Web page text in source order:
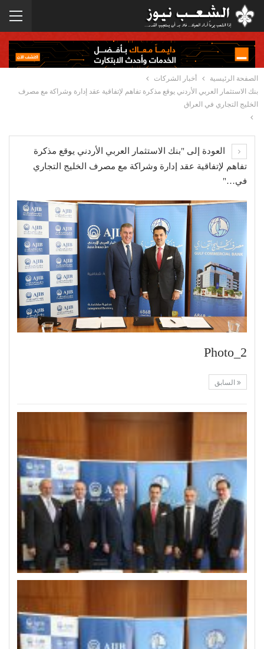
الصفحة الرئيسية
أخبار الشركات
بنك الاستثمار العربي الأردني يوقع مذكرة تفاهم لإتفاقية عقد إدارة وشراكة مع مصرف
الخليج التجاري في العراق
العودة إلى "بنك الاستثمار العربي الأردني يوقع مذكرة
تفاهم لإتفاقية عقد إدارة وشراكة مع مصرف الخليج التجاري
في…"
Photo_2
السابق